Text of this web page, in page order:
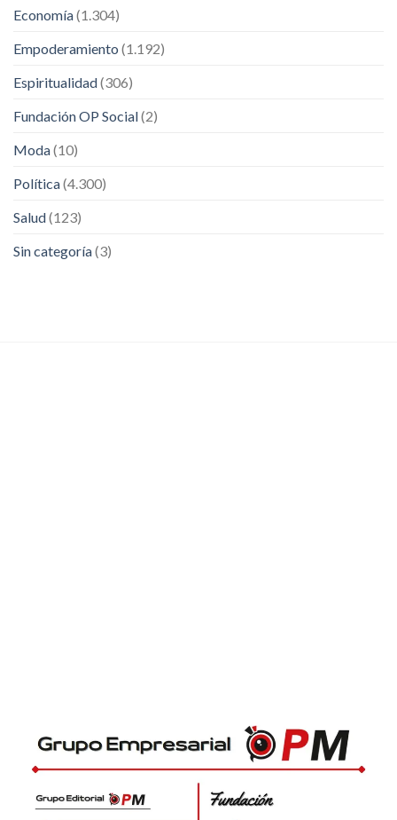
Economía(1.304)
Empoderamiento (1.192)
Espiritualidad(306)
Fundación OP Social(2)
Moda(10)
Política(4.300)
Salud(123)
Sin categoría(3)